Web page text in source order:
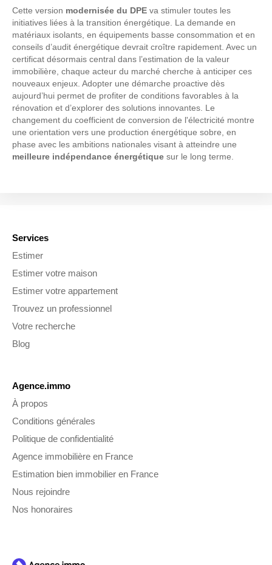
Cette version modernisée du DPE va stimuler toutes les
initiatives liées à la transition énergétique. La demande en
matériaux isolants, en équipements basse consommation et en
conseils d’audit énergétique devrait croître rapidement. Avec un
certificat désormais central dans l’estimation de la valeur
immobilière, chaque acteur du marché cherche à anticiper ces
nouveaux enjeux. Adopter une démarche proactive dès
aujourd’hui permet de profiter de conditions favorables à la
rénovation et d’explorer des solutions innovantes. Le
changement du coefficient de conversion de l'électricité montre
une orientation vers une production énergétique sobre, en
phase avec les ambitions nationales visant à atteindre une
meilleure indépendance énergétique sur le long terme.
Services
Estimer
Estimer votre maison
Estimer votre appartement
Trouvez un professionnel
Votre recherche
Blog
Agence.immo
À propos
Conditions générales
Politique de confidentialité
Agence immobilière en France
Estimation bien immobilier en France
Nous rejoindre
Nos honoraires